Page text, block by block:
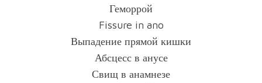
Геморрой
Fissure in ano
Выпадение прямой кишки
Абсцесс в анусе
Свищ в анамнезе